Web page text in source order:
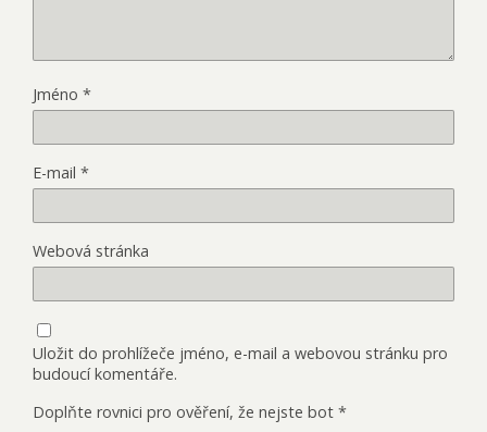
Jméno *
E-mail *
Webová stránka
Uložit do prohlížeče jméno, e-mail a webovou stránku pro
budoucí komentáře.
Doplňte rovnici pro ověření, že nejste bot *